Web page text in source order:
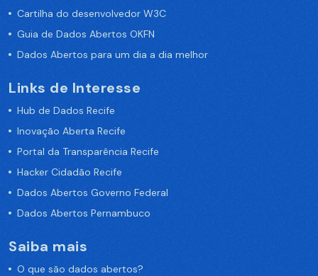
Cartilha do desenvolvedor W3C
Guia de Dados Abertos OKFN
Dados Abertos para um dia a dia melhor
Links de Interesse
Hub de Dados Recife
Inovação Aberta Recife
Portal da Transparência Recife
Hacker Cidadão Recife
Dados Abertos Governo Federal
Dados Abertos Pernambuco
Saiba mais
O que são dados abertos?